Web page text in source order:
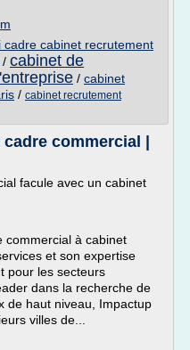
cadre cabinet recrutement
/ cabinet de
/ cabinet
/ cabinet recrutement
commercial |
facule avec un cabinet
commercial à cabinet
et son expertise
pour les secteurs
dans la recherche de
de haut niveau, Impactup
villes de...